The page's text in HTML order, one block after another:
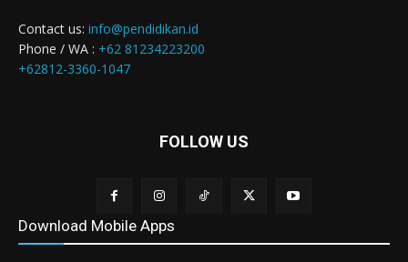
Contact us: info@pendidikan.id
Phone / WA : +62 81234223200
+62812-3360-1047
FOLLOW US
Download Mobile Apps